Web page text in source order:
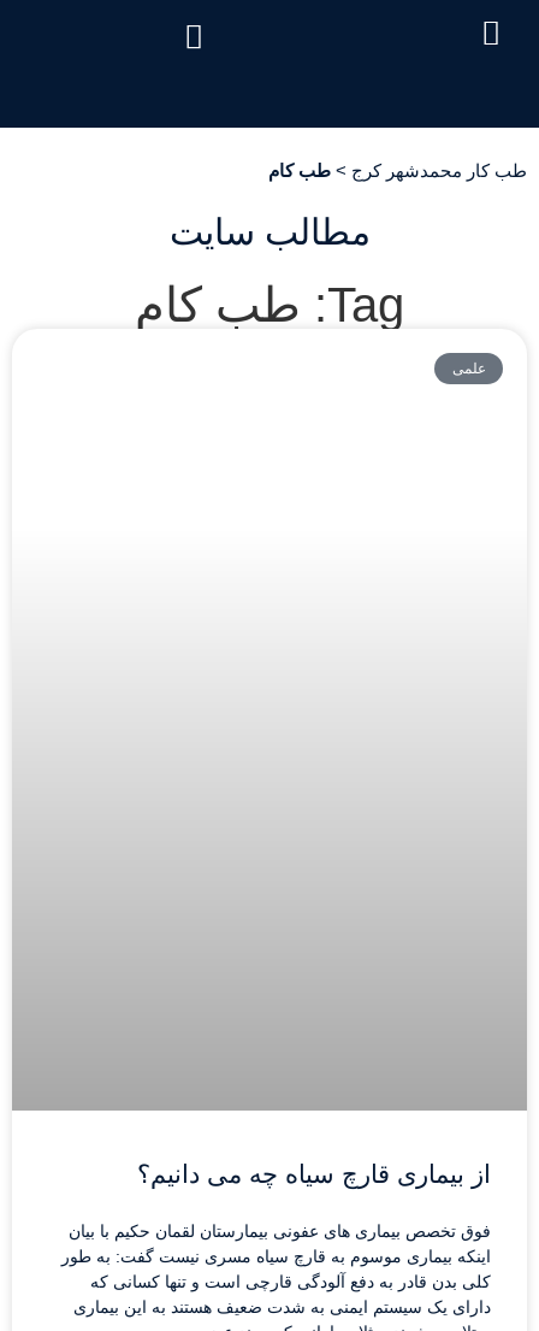
طب کار محمدشهر کرج > طب کام
مطالب سایت
Tag: طب کام
علمی
از بیماری قارچ سیاه چه می دانیم؟
فوق تخصص بیماری های عفونی بیمارستان لقمان حکیم با بیان
اینکه بیماری موسوم به قارچ سیاه مسری نیست گفت: به طور
کلی بدن قادر به دفع آلودگی قارچی است و تنها کسانی که
دارای یک سیستم ایمنی به شدت ضعیف هستند به این بیماری